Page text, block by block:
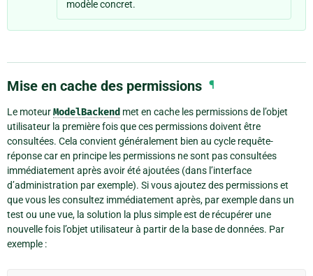
modèle concret.
Mise en cache des permissions ¶
Le moteurModelBackend met en cache les permissions de l’objet
utilisateur la première fois que ces permissions doivent être
consultées. Cela convient généralement bien au cycle requête-
réponse car en principe les permissions ne sont pas consultées
immédiatement après avoir été ajoutées (dans l’interface
d’administration par exemple). Si vous ajoutez des permissions et
que vous les consultez immédiatement après, par exemple dans un
test ou une vue, la solution la plus simple est de récupérer une
nouvelle fois l’objet utilisateur à partir de la base de données. Par
exemple :